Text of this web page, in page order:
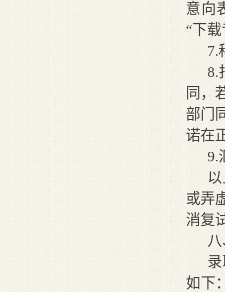
意向
“下
7.
8.
同，
部门
诺在
9.
或弄
消复
如下